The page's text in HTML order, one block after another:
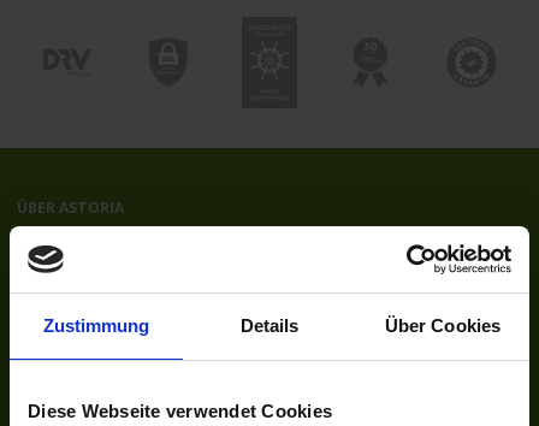
Zustimmung Details Über Cookies
Diese Webseite verwendet Cookies
ÜBER ASTORIA
Das Reisebüro
Unser Team
Kontakt
Newsletter